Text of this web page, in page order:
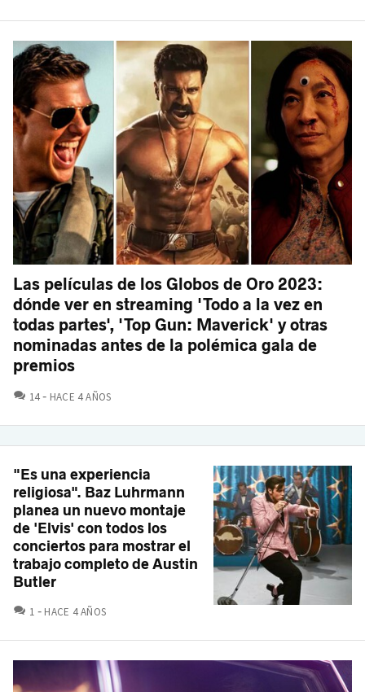
Las películas de los Globos de Oro 2023:
dónde ver en streaming 'Todo a la vez en
todas partes', 'Top Gun: Maverick' y otras
nominadas antes de la polémica gala de
premios
14 COMENTARIOS
HACE 4 AÑOS
"Es una experiencia
religiosa". Baz Luhrmann
planea un nuevo montaje
de 'Elvis' con todos los
conciertos para mostrar el
trabajo completo de Austin
Butler
1 COMENTARIOS
HACE 4 AÑOS